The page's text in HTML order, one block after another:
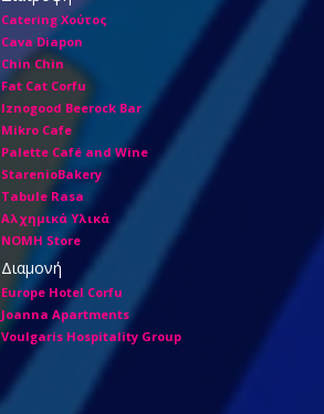
Catering Χούτος
Cava Diapon
Chin Chin
Fat Cat Corfu
Iznogood Βeerock Bar
Mikro Cafe
Palette Café and Wine
StarenioBakery
Tabule Rasa
Αλχημικά Υλικά
ΝΟΜΗ Store
Διαμονή
Europe Hotel Corfu
Joanna Apartments
Voulgaris Hospitality Group